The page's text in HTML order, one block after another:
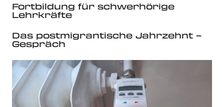
Fortbildung für schwerhörige
Lehrkräfte
Das postmigrantische Jahrzehnt –
Gespräch